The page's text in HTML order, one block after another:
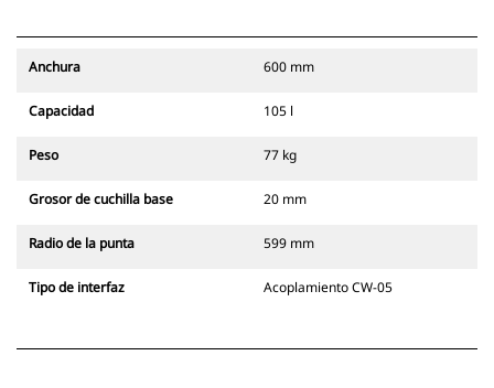
Anchura 600 mm
Capacidad 105 l
Peso 77 kg
Grosor de cuchilla base 20 mm
Radio de la punta 599 mm
Tipo de interfaz Acoplamiento CW-05